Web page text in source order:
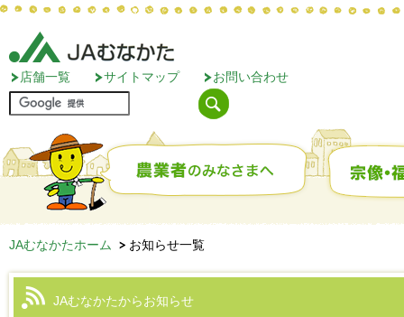
店舗一覧 サイトマップ お問い合わせ
JAむなかたホーム お知らせ一覧
JAむなかたからお知らせ